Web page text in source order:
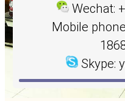
Wechat:
Mobile
Skype: